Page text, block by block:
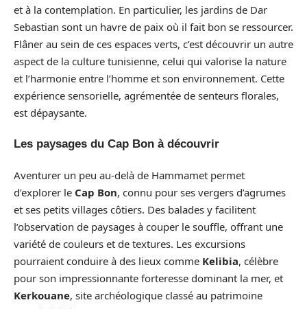
et à la contemplation. En particulier, les jardins de Dar
Sebastian sont un havre de paix où il fait bon se ressourcer.
Flâner au sein de ces espaces verts, c’est découvrir un autre
aspect de la culture tunisienne, celui qui valorise la nature
et l’harmonie entre l’homme et son environnement. Cette
expérience sensorielle, agrémentée de senteurs florales,
est dépaysante.
Les paysages du Cap Bon à découvrir
Aventurer un peu au-delà de Hammamet permet
d’explorer le Cap Bon, connu pour ses vergers d’agrumes
et ses petits villages côtiers. Des balades y facilitent
l’observation de paysages à couper le souffle, offrant une
variété de couleurs et de textures. Les excursions
pourraient conduire à des lieux comme Kelibia, célèbre
pour son impressionnante forteresse dominant la mer, et
Kerkouane, site archéologique classé au patrimoine